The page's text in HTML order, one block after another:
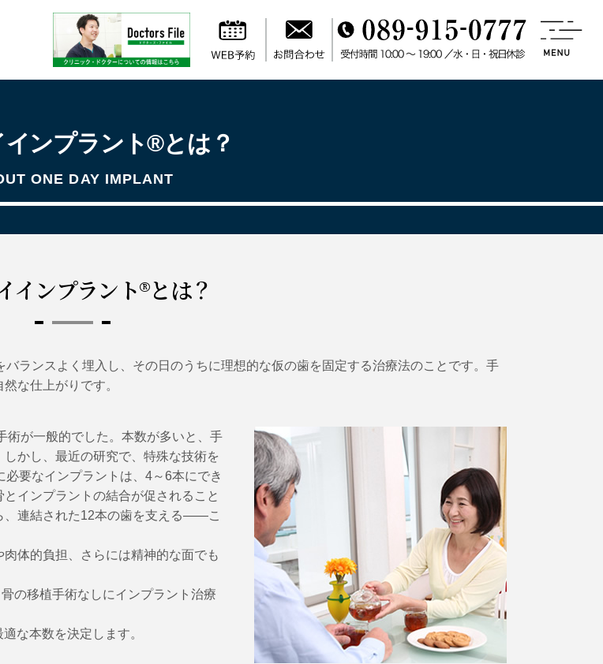
インプラント®とは？
ONE DAY IMPLANT
インプラント®とは？
ランスよく埋入し、その日のうちに理想的な仮の歯を固定する治療法のことです。手
な仕上がりです。
術が一般的でした。本数が多いと、手
かし、最近の研究で、特殊な技術を
要なインプラントは、4～6本にでき
インプラントの結合が促されること
、連結された12本の歯を支える――こ
体的負担、さらには精神的な面でも
の移植手術なしにインプラント治療
な本数を決定します。